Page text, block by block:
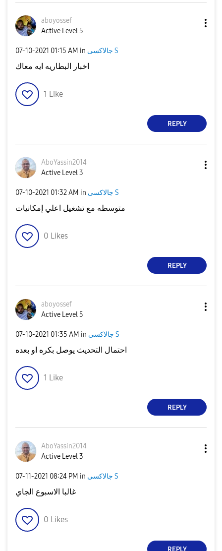
aboyossef
Active Level 5
‎07-10-2021 01:15 AM in جالاكسى S
اخبار البطاريه ايه معاك
1 Like
REPLY
AboYassin2014
Active Level 3
‎07-10-2021 01:32 AM in جالاكسى S
متوسطه مع تشغيل اعلي إمكانيات
0 Likes
REPLY
aboyossef
Active Level 5
‎07-10-2021 01:35 AM in جالاكسى S
احتمال التحديث يوصل بكره او بعده
1 Like
REPLY
AboYassin2014
Active Level 3
‎07-11-2021 08:24 PM in جالاكسى S
غالبا الاسبوع الجاي
0 Likes
REPLY